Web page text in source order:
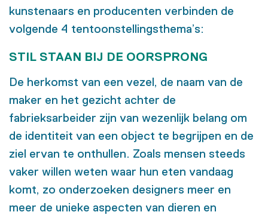
kunstenaars en producenten verbinden de
volgende 4 tentoonstellingsthema’s:
STIL STAAN BIJ DE OORSPRONG
De herkomst van een vezel, de naam van de
maker en het gezicht achter de
fabrieksarbeider zijn van wezenlijk belang om
de identiteit van een object te begrijpen en de
ziel ervan te onthullen. Zoals mensen steeds
vaker willen weten waar hun eten vandaag
komt, zo onderzoeken designers meer en
meer de unieke aspecten van dieren en